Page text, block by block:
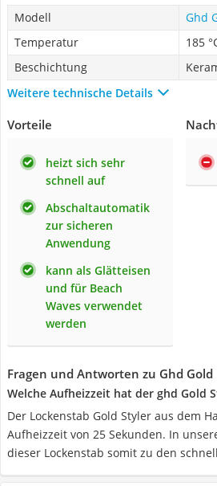
Modell
Ghd
Temperatur
185
Beschichtung
Weitere technische Details
Vorteile
heizt sich sehr
schnell auf
Abschaltautomatik
zur sicheren
Anwendung
kann als Glätteisen
und für Beach
Waves verwendet
werden
Fragen und Antworten zu Ghd Gold
Welche Aufheizzeit hat der ghd Gold
Der Lockenstab Gold Styler aus dem
Aufheizzeit von 25 Sekunden. In
dieser Lockenstab somit zu den